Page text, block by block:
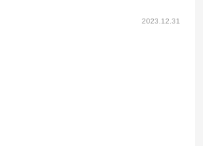
2023.12.31